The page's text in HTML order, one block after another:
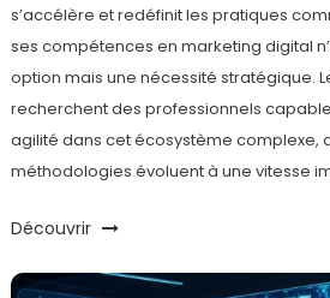
s’accélère et redéfinit les pratiques
ses compétences en marketing digital
option mais une nécessité stratégique.
recherchent des professionnels
agilité dans cet écosystème complexe,
méthodologies évoluent à une vitesse
Découvrir